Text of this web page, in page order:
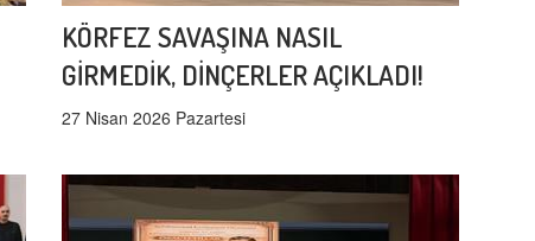
KÖRFEZ SAVAŞINA NASIL
GİRMEDİK, DİNÇERLER AÇIKLADI!
27 Nisan 2026 Pazartesi